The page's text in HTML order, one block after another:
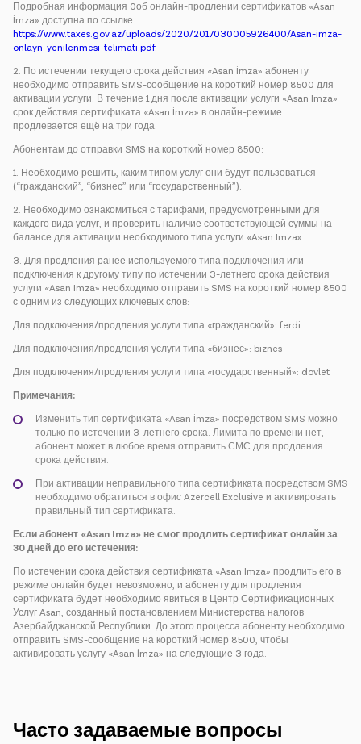
Подробная информация 0об онлайн-продлении сертификатов «Asan
İmza» доступна по ссылке
https://www.taxes.gov.az/uploads/2020/2017030005926400/Asan-imza-
onlayn-yenilenmesi-telimati.pdf.
2. По истечении текущего срока действия «Asan İmza» абоненту
необходимо отправить SMS-сообщение на короткий номер 8500 для
активации услуги. В течение 1 дня после активации услуги «Asan İmza»
срок действия сертификата «Asan İmza» в онлайн-режиме
продлевается ещё на три года.
Абонентам до отправки SMS на короткий номер 8500:
1. Необходимо решить, каким типом услуг они будут пользоваться
(“гражданский”, “бизнес” или “государственный”).
2. Необходимо ознакомиться с тарифами, предусмотренными для
каждого вида услуг, и проверить наличие соответствующей суммы на
балансе для активации необходимого типа услуги «Asan Imza».
3. Для продления ранее используемого типа подключения или
подключения к другому типу по истечении 3-летнего срока действия
услуги «Asan Imza» необходимо отправить SMS на короткий номер 8500
с одним из следующих ключевых слов:
Для подключения/продления услуги типа «гражданский»: ferdi
Для подключения/продления услуги типа «бизнес»: biznes
Для подключения/продления услуги типа «государственный»: dovlet
Примечания:
Изменить тип сертификата «Asan İmza» посредством SMS можно
только по истечении 3-летнего срока. Лимита по времени нет,
абонент может в любое время отправить СМС для продления
срока действия.
При активации неправильного типа сертификата посредством SMS
необходимо обратиться в офис Azercell Exclusive и активировать
правильный тип сертификата.
Если абонент «Asan Imza» не смог продлить сертификат онлайн за
30 дней до его истечения:
По истечении срока действия сертификата «Asan Imza» продлить его в
режиме онлайн будет невозможно, и абоненту для продления
сертификата будет необходимо явиться в Центр Сертификационных
Услуг Asan, созданный постановлением Министерства налогов
Азербайджанской Республики. До этого процесса абоненту необходимо
отправить SMS-сообщение на короткий номер 8500, чтобы
активировать услугу «Asan İmza» на следующие 3 года.
Часто задаваемые вопросы